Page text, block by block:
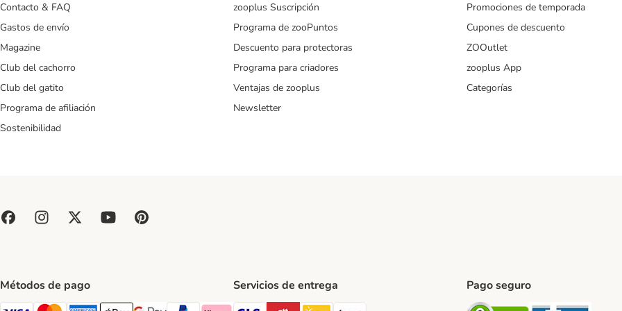
Contacto & FAQ
Gastos de envío
Magazine
Club del cachorro
Club del gatito
Programa de afiliación
Sostenibilidad
zooplus Suscripción
Programa de zooPuntos
Descuento para protectoras
Programa para criadores
Ventajas de zooplus
Newsletter
Promociones de temporada
Cupones de descuento
ZOOutlet
zooplus App
Categorías
Métodos de pago Servicios de entrega
GLS Shipping Method
CTTExpress Shipping Method
InPost Shipping Method
Pago seguro
Security